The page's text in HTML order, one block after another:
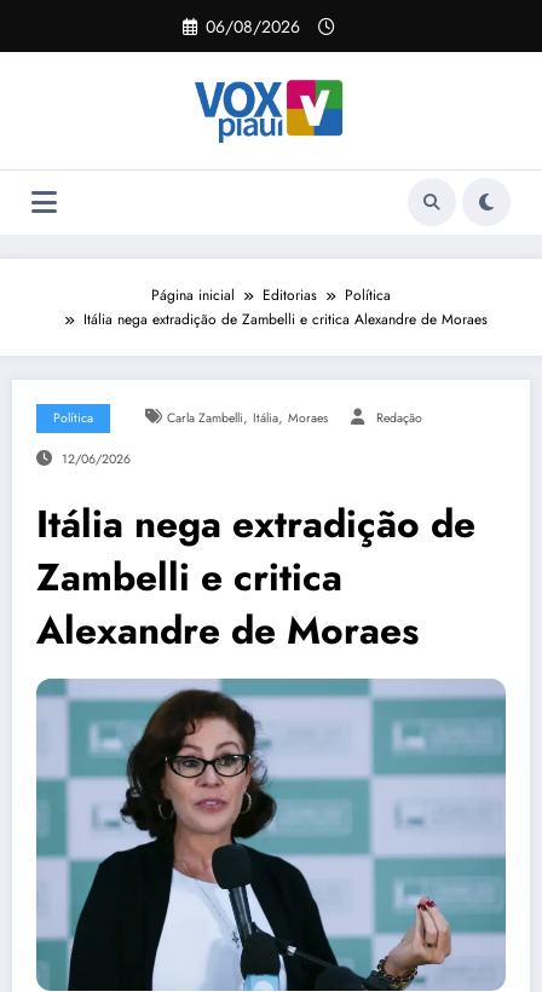
o
06/08/2026
Página inicial Editorias
Política
Itália nega extradição de Zambelli e critica Alexandre de Moraes
Política Carla Zambelli, Itália, Moraes Redação
12/06/2026
Itália nega extradição de
Zambelli e critica
Alexandre de Moraes